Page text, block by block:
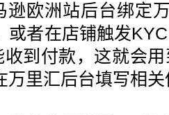
洲站后台绑定万
或者在店铺触发
收到付款，这就会
万里汇后台填写相